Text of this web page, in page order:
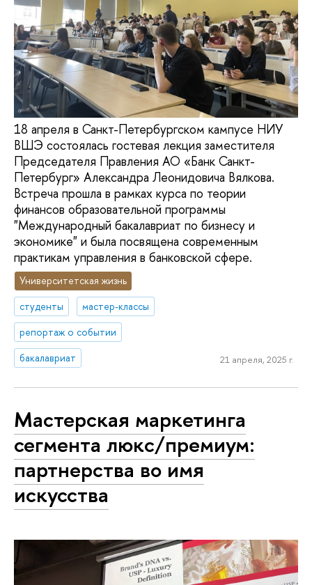
18 апреля в Санкт-Петербургском кампусе НИУ
ВШЭ состоялась гостевая лекция заместителя
Председателя Правления АО «Банк Санкт-
Петербург» Александра Леонидовича Вялкова.
Встреча прошла в рамках курса по теории
финансов образовательной программы
"Международный бакалавриат по бизнесу и
экономике" и была посвящена современным
практикам управления в банковской сфере.
Университетская жизнь
студенты
мастер-классы
репортаж о событии
бакалавриат
21 апреля, 2025 г.
Мастерская маркетинга
сегмента люкс/премиум:
партнерства во имя
искусства